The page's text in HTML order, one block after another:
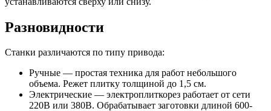
Разновидности
Станки различаются по типу привода:
Ручные — простая техника для работ небольшого
объема. Режет плитку толщиной до 1,5 см.
Электрические — электроплиткорез работает от сети
220В или 380В. Обрабатывает заготовки длиной 600-